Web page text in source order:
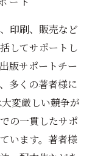
印刷、販売など
してサポートし
版サポートチー
多くの著者様に
変厳しい競争が
の一貫したサポ
います。著者様